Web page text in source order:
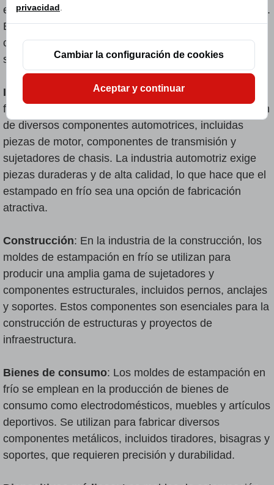
electrónicos, como conectores, terminales y contactos.
Estos componentes requieren alta precisión y
confiabilidad, lo que hace que el estampado en frío
sea un método de fabricación ideal.
Industria automotriz: Los moldes de estampación en
frío desempeñan un papel importante en la producción
de diversos componentes automotrices, incluidas
piezas de motor, componentes de transmisión y
sujetadores de chasis. La industria automotriz exige
piezas duraderas y de alta calidad, lo que hace que el
estampado en frío sea una opción de fabricación
atractiva.
Construcción: En la industria de la construcción, los
moldes de estampación en frío se utilizan para
producir una amplia gama de sujetadores y
componentes estructurales, incluidos pernos, anclajes
y soportes. Estos componentes son esenciales para la
construcción de estructuras y proyectos de
infraestructura.
Bienes de consumo: Los moldes de estampación en
frío se emplean en la producción de bienes de
consumo como electrodomésticos, muebles y artículos
deportivos. Se utilizan para fabricar diversos
componentes metálicos, incluidos tiradores, bisagras y
soportes, que requieren precisión y durabilidad.
privacidad
Cambiar la configuración de cookies
Aceptar y continuar